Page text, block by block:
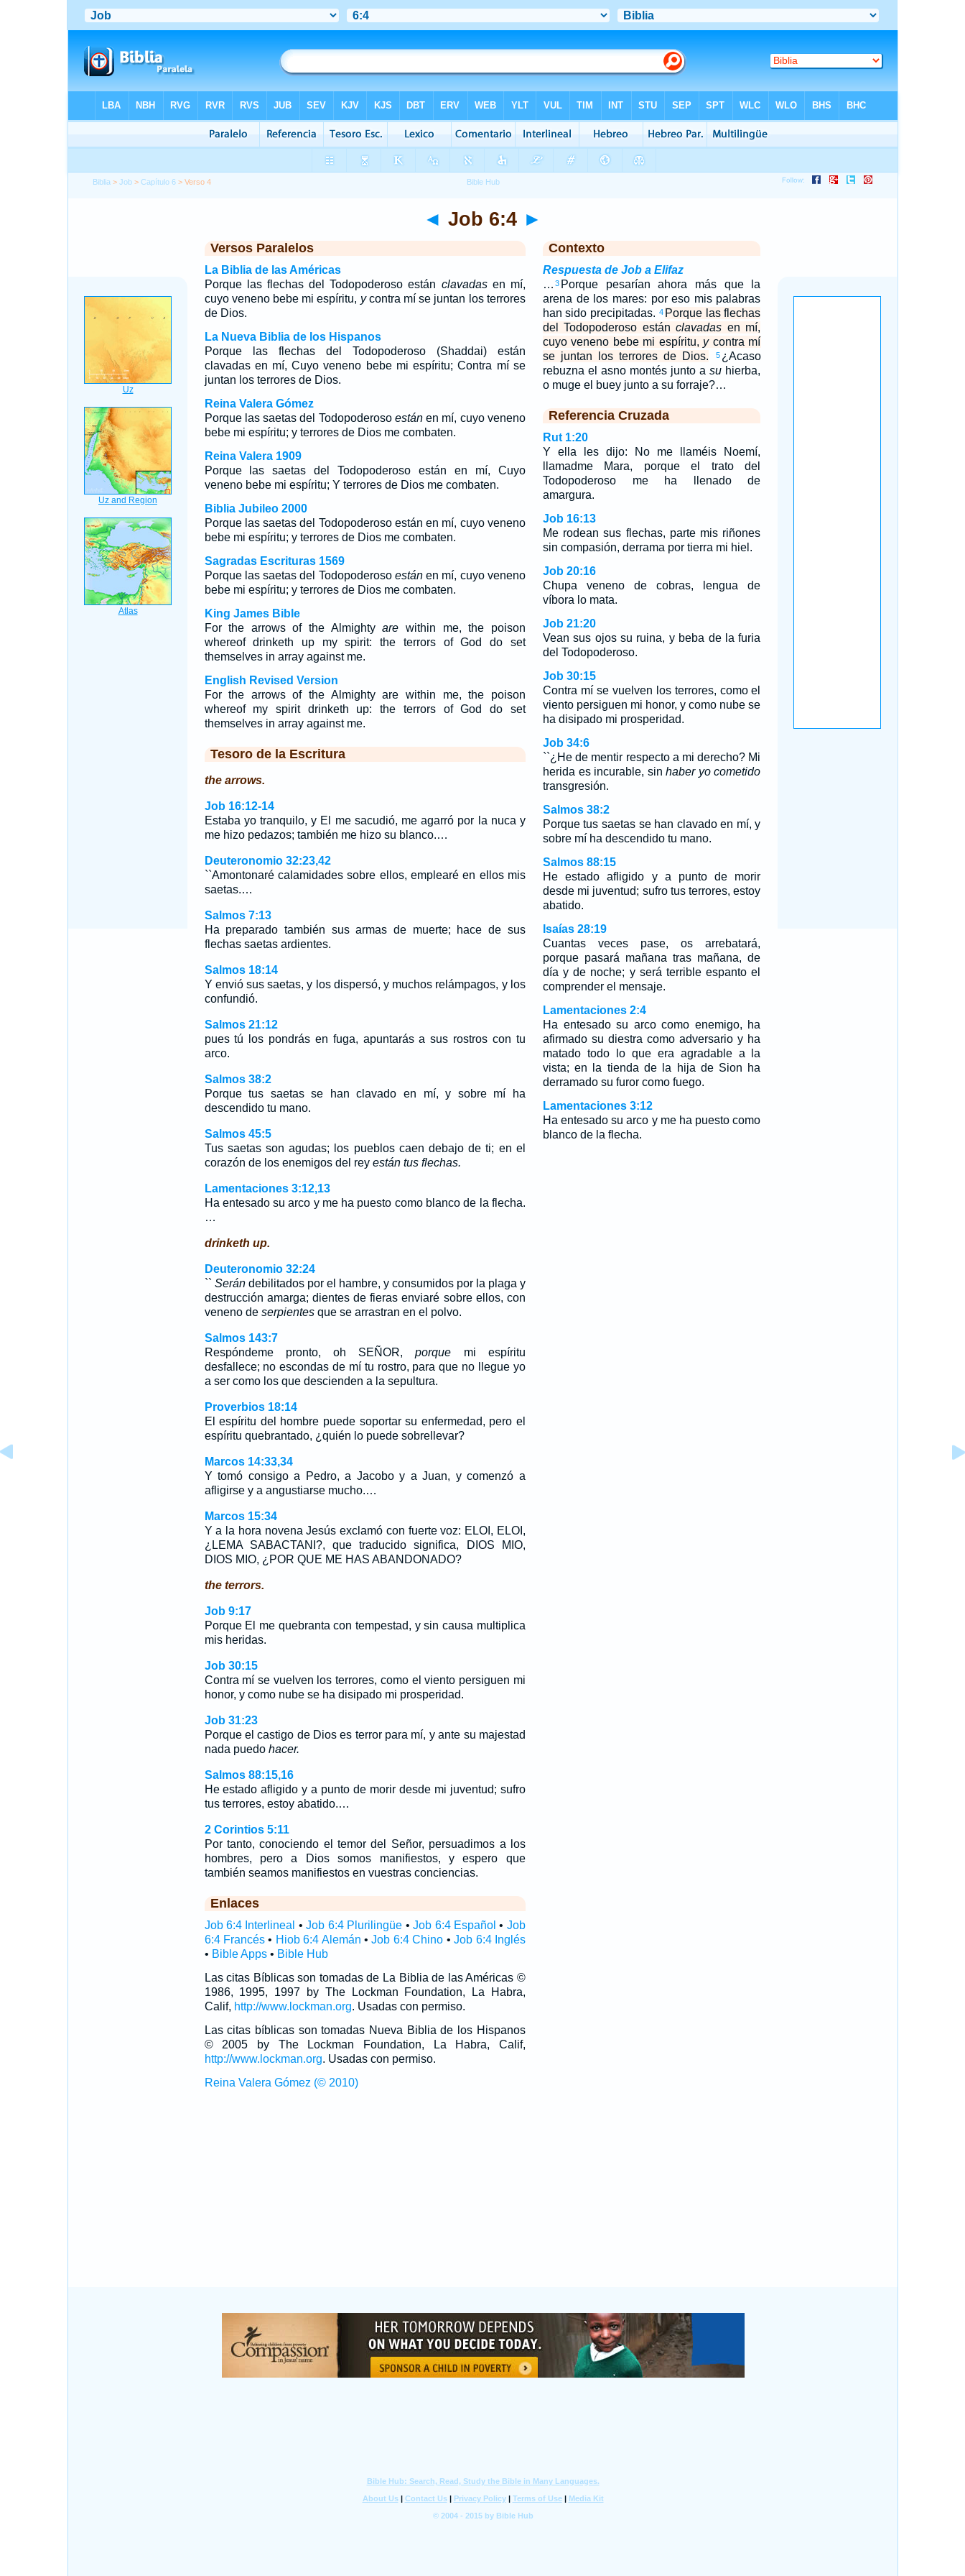
Biblia >Job >Capítulo 6 > Verso 4
◄ Job 6:4 ►
Versos Paralelos
La Biblia de las Américas
Porque las flechas del Todopoderoso están clavadasen mí,
cuyo veneno bebe mi espíritu, ycontra mí se juntan los terrores
de Dios.
La Nueva Biblia de los Hispanos
Porque las flechas del Todopoderoso (Shaddai) están
clavadas en mí, Cuyo veneno bebe mi espíritu; Contra mí se
juntan los terrores de Dios.
Reina Valera Gómez
Porque las saetas del Todopoderoso estánen mí, cuyo veneno
bebe mi espíritu; y terrores de Dios me combaten.
Reina Valera 1909
Porque las saetas del Todopoderoso están en mí, Cuyo
veneno bebe mi espíritu; Y terrores de Dios me combaten.
Biblia Jubileo 2000
Porque las saetas del Todopoderoso están en mí, cuyo veneno
bebe mi espíritu; y terrores de Dios me combaten.
Sagradas Escrituras 1569
Porque las saetas del Todopoderoso estánen mí, cuyo veneno
bebe mi espíritu; y terrores de Dios me combaten.
King James Bible
For the arrows of the Almightyare within me, the poison
whereof drinketh up my spirit: the terrors of God do set
themselves in array against me.
English Revised Version
For the arrows of the Almighty are within me, the poison
whereof my spirit drinketh up: the terrors of God do set
themselves in array against me.
Tesoro de la Escritura
the arrows.
Job 16:12-14
Estaba yo tranquilo, y El me sacudió, me agarró por la nuca y
me hizo pedazos; también me hizo su blanco.…
Deuteronomio 32:23,42
``Amontonaré calamidades sobre ellos, emplearé en ellos mis
saetas.…
Salmos 7:13
Ha preparado también sus armas de muerte; hace de sus
flechas saetas ardientes.
Salmos 18:14
Y envió sus saetas, y los dispersó, y muchos relámpagos, y los
confundió.
Salmos 21:12
pues tú los pondrás en fuga, apuntarás a sus rostros con tu
arco.
Salmos 38:2
Porque tus saetas se han clavado en mí, y sobre mí ha
descendido tu mano.
Salmos 45:5
Tus saetas son agudas; los pueblos caen debajo de ti; en el
corazón de los enemigos del rey están tus flechas.
Lamentaciones 3:12,13
Ha entesado su arco y me ha puesto como blanco de la flecha.
…
drinketh up.
Deuteronomio 32:24
`` Serándebilitados por el hambre, y consumidos por la plaga y
destrucción amarga; dientes de fieras enviaré sobre ellos, con
veneno de serpientesque se arrastran en el polvo.
Salmos 143:7
Respóndeme pronto, oh SEÑOR,porque mi espíritu
desfallece; no escondas de mí tu rostro, para que no llegue yo
a ser como los que descienden a la sepultura.
Proverbios 18:14
El espíritu del hombre puede soportar su enfermedad, pero el
espíritu quebrantado, ¿quién lo puede sobrellevar?
Marcos 14:33,34
Y tomó consigo a Pedro, a Jacobo y a Juan, y comenzó a
afligirse y a angustiarse mucho.…
Marcos 15:34
Y a la hora novena Jesús exclamó con fuerte voz: ELOI, ELOI,
¿LEMA SABACTANI?, que traducido significa, DIOS MIO,
DIOS MIO, ¿POR QUE ME HAS ABANDONADO?
the terrors.
Job 9:17
Porque El me quebranta con tempestad, y sin causa multiplica
mis heridas.
Job 30:15
Contra mí se vuelven los terrores, como el viento persiguen mi
honor, y como nube se ha disipado mi prosperidad.
Job 31:23
Porque el castigo de Dios es terror para mí, y ante su majestad
nada puedo hacer.
Salmos 88:15,16
He estado afligido y a punto de morir desde mi juventud; sufro
tus terrores, estoy abatido.…
2 Corintios 5:11
Por tanto, conociendo el temor del Señor, persuadimos a los
hombres, pero a Dios somos manifiestos, y espero que
también seamos manifiestos en vuestras conciencias.
Enlaces
Job 6:4 Interlineal •Job 6:4 Plurilingüe •Job 6:4 Español • Job
6:4 Francés• Hiob 6:4 Alemán •Job 6:4 Chino •Job 6:4 Inglés
• Bible Apps• Bible Hub
Las citas Bíblicas son tomadas de La Biblia de las Américas ©
1986, 1995, 1997 by The Lockman Foundation, La Habra,
Calif, http://www.lockman.org. Usadas con permiso.
Las citas bíblicas son tomadas Nueva Biblia de los Hispanos
© 2005 by The Lockman Foundation, La Habra, Calif,
http://www.lockman.org. Usadas con permiso.
Reina Valera Gómez (© 2010)
Contexto
Respuesta de Job a Elifaz
… 3 Porque pesarían ahora más que la
arena de los mares: por eso mis palabras
han sido precipitadas. 4 Porque las flechas
del Todopoderoso estánclavadas en mí,
cuyo veneno bebe mi espíritu, ycontra mí
se juntan los terrores de Dios.
5 ¿Acaso
rebuzna el asno montés junto asu hierba,
o muge el buey junto a su forraje?…
Referencia Cruzada
Rut 1:20
Y ella les dijo: No me llaméis Noemí,
llamadme Mara, porque el trato del
Todopoderoso me ha llenado de
amargura.
Job 16:13
Me rodean sus flechas, parte mis riñones
sin compasión, derrama por tierra mi hiel.
Job 20:16
Chupa veneno de cobras, lengua de
víbora lo mata.
Job 21:20
Vean sus ojos su ruina, y beba de la furia
del Todopoderoso.
Job 30:15
Contra mí se vuelven los terrores, como el
viento persiguen mi honor, y como nube se
ha disipado mi prosperidad.
Job 34:6
``¿He de mentir respecto a mi derecho? Mi
herida es incurable, sinhaber yo cometido
transgresión.
Salmos 38:2
Porque tus saetas se han clavado en mí, y
sobre mí ha descendido tu mano.
Salmos 88:15
He estado afligido y a punto de morir
desde mi juventud; sufro tus terrores, estoy
abatido.
Isaías 28:19
Cuantas veces pase, os arrebatará,
porque pasará mañana tras mañana, de
día y de noche; y será terrible espanto el
comprender el mensaje.
Lamentaciones 2:4
Ha entesado su arco como enemigo, ha
afirmado su diestra como adversario y ha
matado todo lo que era agradable a la
vista; en la tienda de la hija de Sion ha
derramado su furor como fuego.
Lamentaciones 3:12
Ha entesado su arco y me ha puesto como
blanco de la flecha.